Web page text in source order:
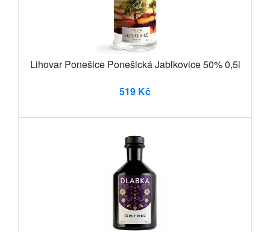
Lihovar Ponešice Ponešická Jablkovice 50% 0,5l
519 Kč